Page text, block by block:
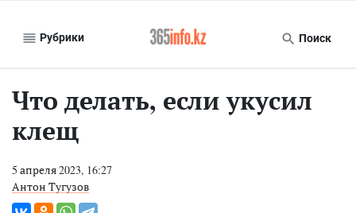
Рубрики Поиск
Что делать, если укусил
клещ
5 апреля 2023, 16:27
Антон Тугузов